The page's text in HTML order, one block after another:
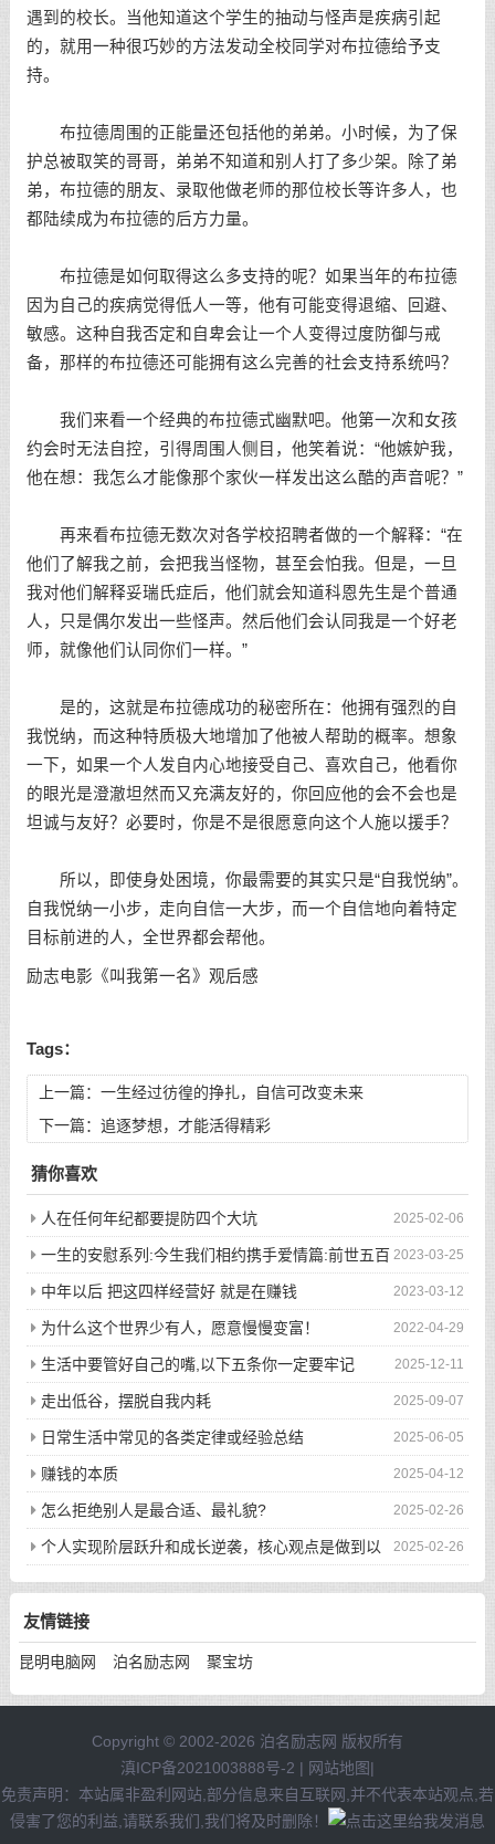
遇到的校长。当他知道这个学生的抽动与怪声是疾病引起
的，就用一种很巧妙的方法发动全校同学对布拉德给予支
持。
布拉德周围的正能量还包括他的弟弟。小时候，为了保
护总被取笑的哥哥，弟弟不知道和别人打了多少架。除了弟
弟，布拉德的朋友、录取他做老师的那位校长等许多人，也
都陆续成为布拉德的后方力量。
布拉德是如何取得这么多支持的呢？如果当年的布拉德
因为自己的疾病觉得低人一等，他有可能变得退缩、回避、
敏感。这种自我否定和自卑会让一个人变得过度防御与戒
备，那样的布拉德还可能拥有这么完善的社会支持系统吗？
我们来看一个经典的布拉德式幽默吧。他第一次和女孩
约会时无法自控，引得周围人侧目，他笑着说：“他嫉妒我，
他在想：我怎么才能像那个家伙一样发出这么酷的声音呢？”
再来看布拉德无数次对各学校招聘者做的一个解释：“在
他们了解我之前，会把我当怪物，甚至会怕我。但是，一旦
我对他们解释妥瑞氏症后，他们就会知道科恩先生是个普通
人，只是偶尔发出一些怪声。然后他们会认同我是一个好老
师，就像他们认同你们一样。”
是的，这就是布拉德成功的秘密所在：他拥有强烈的自
我悦纳，而这种特质极大地增加了他被人帮助的概率。想象
一下，如果一个人发自内心地接受自己、喜欢自己，他看你
的眼光是澄澈坦然而又充满友好的，你回应他的会不会也是
坦诚与友好？必要时，你是不是很愿意向这个人施以援手？
所以，即使身处困境，你最需要的其实只是“自我悦纳”。
自我悦纳一小步，走向 自信一大步，而一个自信地向着特定
目标前进的人，全世界都会帮他。
励志电影《叫我第一名》观后感
Tags：
上一篇： 一生经过彷徨的挣扎，自信可改变未来
下一篇： 追逐梦想，才能活得精彩
猜你喜欢
2025-02-06
人在任何年纪都要提防四个大坑
2023-03-25
一生的安慰系列:今生我们相约携手爱情篇:前世五百
次的回眸才换来今生的相遇
2023-03-12
中年以后 把这四样经营好 就是在赚钱
2022-04-29
为什么这个世界少有人，愿意慢慢变富！
2025-12-11
生活中要管好自己的嘴,以下五条你一定要牢记
2025-09-07
走出低谷，摆脱自我内耗
2025-06-05
日常生活中常见的各类定律或经验总结
2025-04-12
赚钱的本质
2025-02-26
怎么拒绝别人是最合适、最礼貌?
2025-02-26
个人实现阶层跃升和成长逆袭，核心观点是做到以
下八件事
友情链接
昆明电脑网 泊名励志网 聚宝坊
Copyright © 2002-2026 泊名励志网 版权所有
滇ICP备2021003888号-2 | 网站地图|
免责声明：本站属非盈利网站,部分信息来自互联网,并不代表本站观点,若
侵害了您的利益,请联系我们,我们将及时删除！